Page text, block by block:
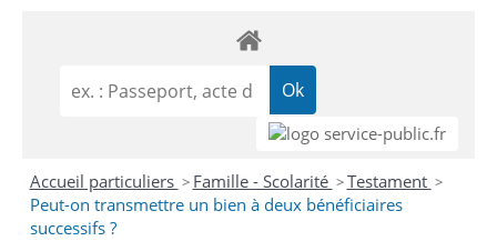
Accueil particuliers > Famille - Scolarité >Testament >
Peut-on transmettre un bien à deux bénéficiaires
successifs ?